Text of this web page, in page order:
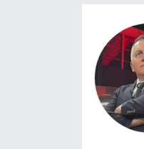
Savunma Sanayi